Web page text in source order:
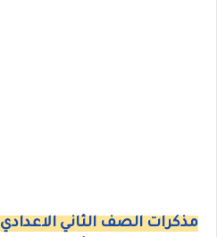
مذكرات الصف الثاني الاعدادي